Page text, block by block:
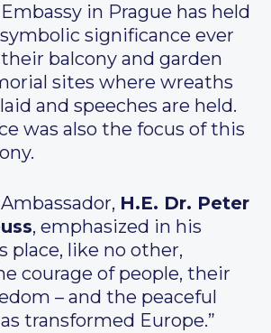
in Prague has held
significance ever
their balcony and garden
sites where wreaths
and speeches are held.
was also the focus of this
H.E. Dr. Peter
, emphasized in his
place, like no other,
courage of people, their
– and the peaceful
transformed Europe.”